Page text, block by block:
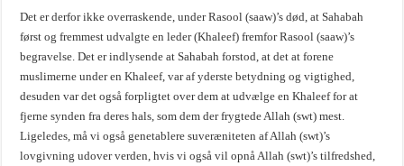
Det er derfor ikke overraskende, under Rasool (saaw)’s død, at Sahabah
først og fremmest udvalgte en leder (Khaleef) fremfor Rasool (saaw)’s
begravelse. Det er indlysende at Sahabah forstod, at det at forene
muslimerne under en Khaleef, var af yderste betydning og vigtighed,
desuden var det også forpligtet over dem at udvælge en Khaleef for at
fjerne synden fra deres hals, som dem der frygtede Allah (swt) mest.
Ligeledes, må vi også genetablere suveræniteten af Allah (swt)’s
lovgivning udover verden, hvis vi også vil opnå Allah (swt)’s tilfredshed,